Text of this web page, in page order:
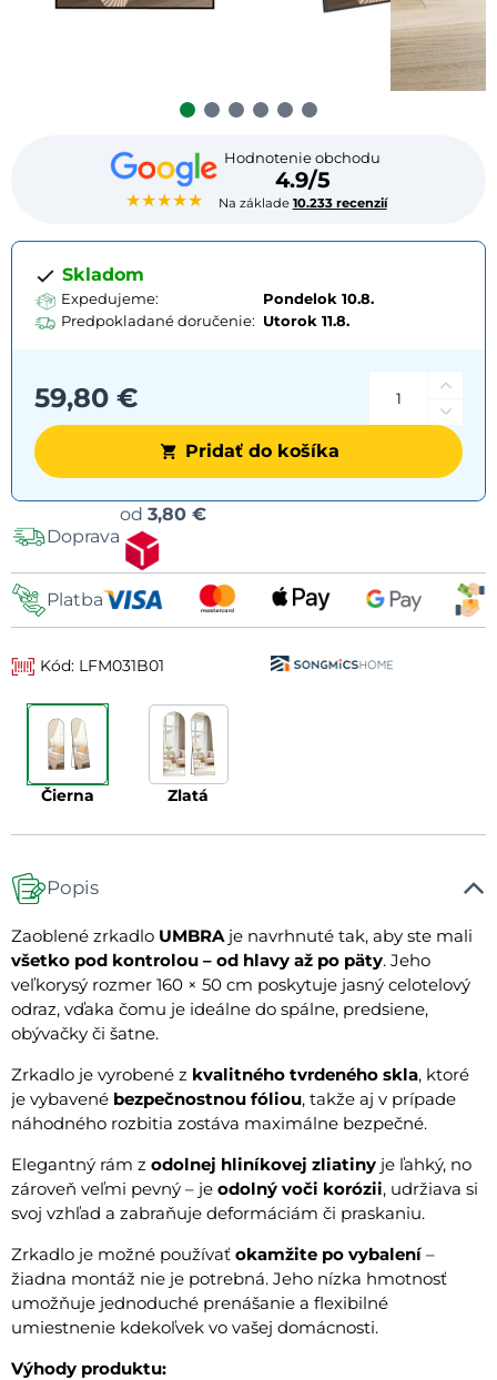
★★★★★
Hodnotenie obchodu
4.9/5
Na základe 10.233 recenzií
Skladom
Expedujeme:
Pondelok 10.8.
Predpokladané doručenie: Utorok 11.8.
59,80 €
Pridať do košíka
Doprava
od 3,80 €
Platba
Kód: LFM031B01
čierna zlatá
Popis
Zaoblené zrkadlo UMBRA je navrhnuté tak, aby ste mali
všetko pod kontrolou – od hlavy až po päty. Jeho
veľkorysý rozmer 160 × 50 cm poskytuje jasný celotelový
odraz, vďaka čomu je ideálne do spálne, predsiene,
obývačky či šatne.
Zrkadlo je vyrobené z kvalitného tvrdeného skla, ktoré
je vybavené bezpečnostnou fóliou, takže aj v prípade
náhodného rozbitia zostáva maximálne bezpečné.
Elegantný rám z odolnej hliníkovej zliatiny je ľahký, no
zároveň veľmi pevný – je odolný voči korózii, udržiava si
svoj vzhľad a zabraňuje deformáciám či praskaniu.
Zrkadlo je možné používať okamžite po vybalení –
žiadna montáž nie je potrebná. Jeho nízka hmotnosť
umožňuje jednoduché prenášanie a flexibilné
umiestnenie kdekoľvek vo vašej domácnosti.
Výhody produktu: